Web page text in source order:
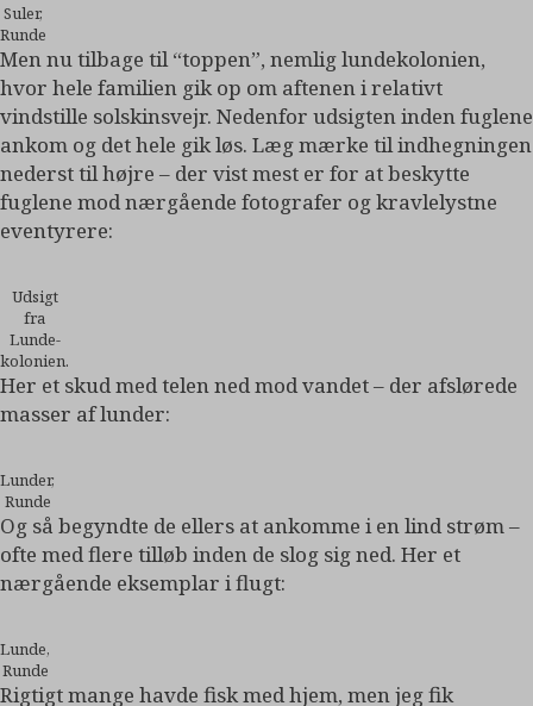
Suler,
Runde
Men nu tilbage til “toppen”, nemlig lundekolonien,
hvor hele familien gik op om aftenen i relativt
vindstille solskinsvejr. Nedenfor udsigten inden fuglene
ankom og det hele gik løs. Læg mærke til indhegningen
nederst til højre – der vist mest er for at beskytte
fuglene mod nærgående fotografer og kravlelystne
eventyrere:
Udsigt
fra
Lunde-
kolonien.
Her et skud med telen ned mod vandet – der afslørede
masser af lunder:
Lunder,
Runde
Og så begyndte de ellers at ankomme i en lind strøm –
ofte med flere tilløb inden de slog sig ned. Her et
nærgående eksemplar i flugt:
Lunde,
Runde
Rigtigt mange havde fisk med hjem, men jeg fik